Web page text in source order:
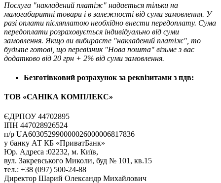
Послуга "накладений платіж" надається тільки на
малогабаритні товари і в залежності від суми замовлення. У
разі оплати післяплатою необхідно внести передоплату. Сума
передоплати розраховується індивідуально від суми
замовлення. Якщо ви вибираєте "накладений платіж", то
будьте готові, що перевізник "Нова пошта" візьме з вас
додатково від 20 грн + 2% від суми замовлення.
Безготівковий розрахунок за реквізитами з пдв:
ТОВ «САНІКА КОМПЛЕКС»
ЄДРПОУ 44702895
ІПН 447028926524
п/р UA603052990000026000006817836
у банку АТ КБ «ПриватБанк»
Юр. Адреса :02232, м. Київ,
вул. Закревського Миколи, буд № 101, кв.15
тел.: +38 (097) 500-24-88
Директор Шарий Олександр Михайлович